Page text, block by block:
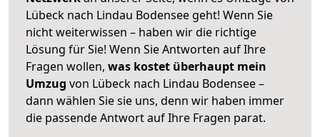
Lübeck nach Lindau Bodensee geht! Wenn Sie
nicht weiterwissen – haben wir die richtige
Lösung für Sie! Wenn Sie Antworten auf Ihre
Fragen wollen, was kostet überhaupt mein
Umzug von Lübeck nach Lindau Bodensee –
dann wählen Sie sie uns, denn wir haben immer
die passende Antwort auf Ihre Fragen parat.